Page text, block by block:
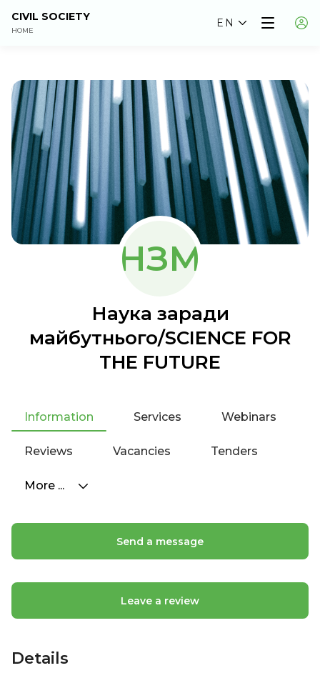
CIVIL SOCIETY
HOME
EN
НЗМ
Наука заради
майбутнього/SCIENCE FOR
THE FUTURE
Information Services Webinars
Reviews Vacancies Tenders
More ...
Send a message
Leave a review
Details